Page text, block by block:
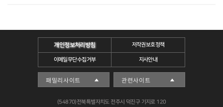
개인정보처리방침 저작권보호정책
이메일무단수집거부 지사안내
(54870)전북특별자치도 전주시 덕진구 기지로 120